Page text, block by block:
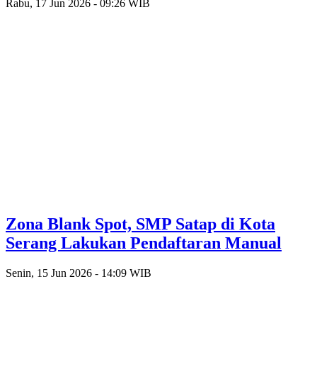
Rabu, 17 Jun 2026 - 09:26 WIB
Zona Blank Spot, SMP Satap di Kota
Serang Lakukan Pendaftaran Manual
Senin, 15 Jun 2026 - 14:09 WIB